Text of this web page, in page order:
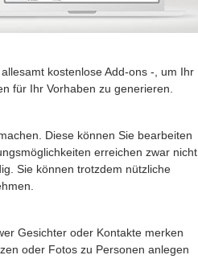
kostenlose Add-ons -, um Ihr
für Ihr Vorhaben zu generieren.
Diese können Sie bearbeiten
erreichen zwar nicht
Sie können trotzdem nützliche
Gesichter oder Kontakte merken
oder Fotos zu Personen anlegen